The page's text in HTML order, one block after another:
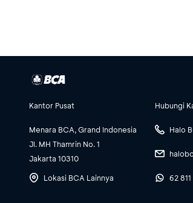
Kantor Pusat
Menara BCA, Grand Indonesia
Jl. MH Thamrin No. 1
Jakarta 10310
Lokasi BCA Lainnya
Hubungi
Halo
62